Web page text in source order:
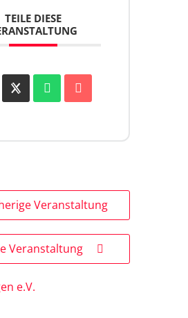
TEILE DIESE
Veranstaltung
Veranstaltung
e.V.